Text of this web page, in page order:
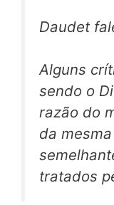
Daudet
Alguns
sendo o
razão do
da
tratados